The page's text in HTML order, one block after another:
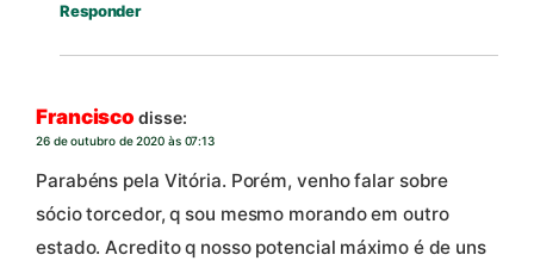
Responder
Francisco disse:
26 de outubro de 2020 às 07:13
Parabéns pela Vitória. Porém, venho falar sobre
sócio torcedor, q sou mesmo morando em outro
estado. Acredito q nosso potencial máximo é de uns